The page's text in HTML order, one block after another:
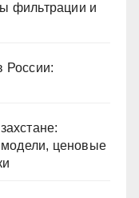
фильтрации и
России:
модели, ценовые